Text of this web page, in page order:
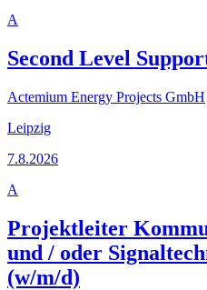
A
Second Level
Actemium Energy Projects GmbH
Leipzig
7.8.2026
A
Projektleiter
und / oder
(w/m/d)